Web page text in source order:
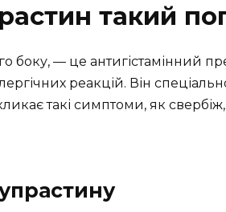
такий
боку, — це антигістамінний
реакцій. Він
такі симптоми, як